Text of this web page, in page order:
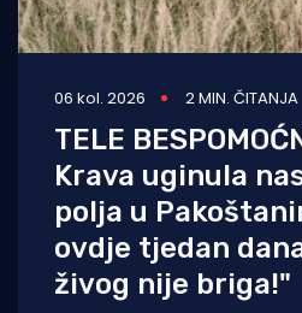
06 kol. 2026 2 MIN. ČITANJA
TELE
Krava uginula
polja u
ovdje tjedan
živog nije briga!"